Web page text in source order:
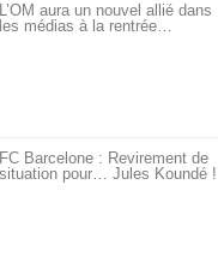
L’OM aura un nouvel allié dans
les médias à la rentrée…
FC Barcelone : Revirement de
situation pour… Jules Koundé !